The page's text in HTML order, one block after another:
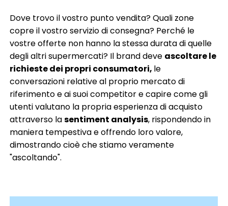
Dove trovo il vostro punto vendita? Quali zone
copre il vostro servizio di consegna? Perché le
vostre offerte non hanno la stessa durata di quelle
degli altri supermercati? Il brand deve ascoltare le
richieste dei propri consumatori, le
conversazioni relative al proprio mercato di
riferimento e ai suoi competitor e capire come gli
utenti valutano la propria esperienza di acquisto
attraverso lasentiment analysis, rispondendo in
maniera tempestiva e offrendo loro valore,
dimostrando cioè che stiamo veramente
"ascoltando".